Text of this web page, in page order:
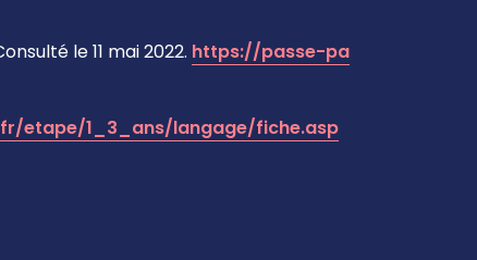
le 11 mai 2022. https://passe-pa
etape/1_3_ans/langage/fiche.asp